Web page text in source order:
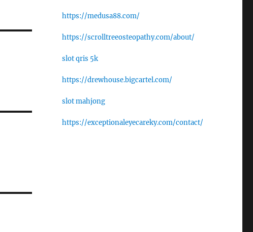
https://medusa88.com/
https://scrolltreeosteopathy.com/about/
slot qris 5k
https://drewhouse.bigcartel.com/
slot mahjong
https://exceptionaleyecareky.com/contact/